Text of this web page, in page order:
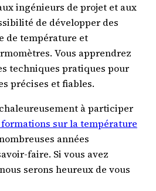
ingénieurs de projet et aux
de développer des
de température et
Vous apprendrez
techniques pratiques pour
précises et fiables.
à participer
sur la température
années
faire. Si vous avez
serons heureux de vous